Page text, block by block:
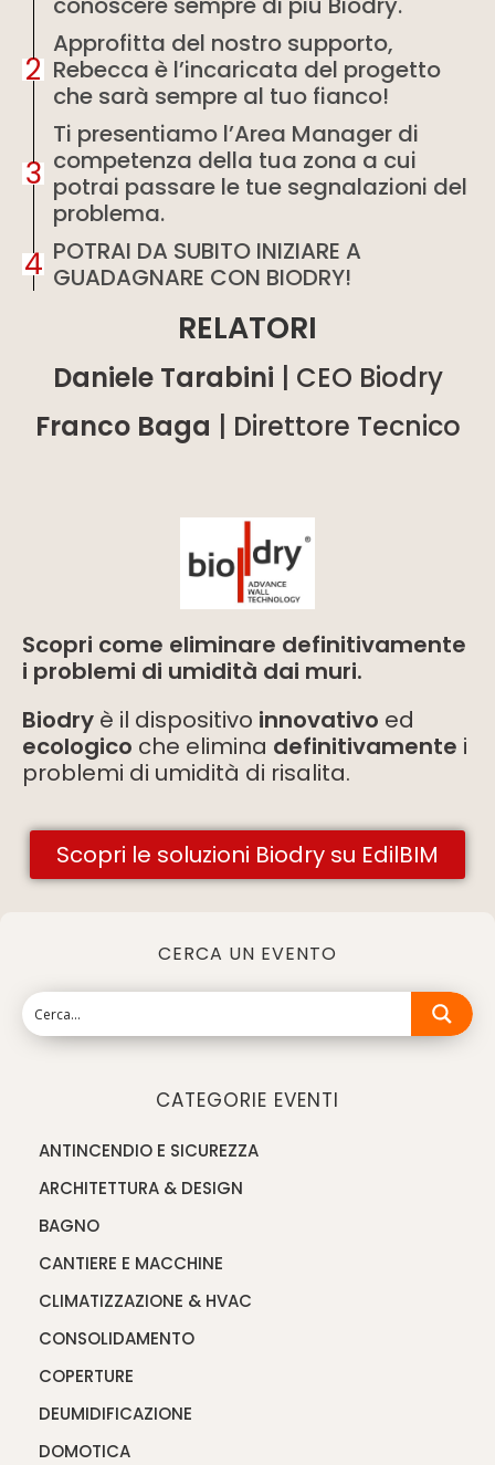
2
Approfitta del nostro supporto,
Rebecca è l’incaricata del progetto
che sarà sempre al tuo fianco!
3
Ti presentiamo l’Area Manager di
competenza della tua zona a cui
potrai passare le tue segnalazioni del
problema.
4 POTRAI DA SUBITO INIZIARE A
GUADAGNARE CON BIODRY!
RELATORI
Daniele Tarabini | CEO Biodry
Franco Baga | Direttore Tecnico
Scopri come eliminare definitivamente
i problemi di umidità dai muri.
Biodry è il dispositivo innovativo ed
ecologico che elimina definitivamente i
problemi di umidità di risalita.
Scopri le soluzioni Biodry su EdilBIM
CERCA UN EVENTO
CATEGORIE EVENTI
ANTINCENDIO E SICUREZZA
ARCHITETTURA & DESIGN
BAGNO
CANTIERE E MACCHINE
CLIMATIZZAZIONE & HVAC
CONSOLIDAMENTO
COPERTURE
DEUMIDIFICAZIONE
DOMOTICA